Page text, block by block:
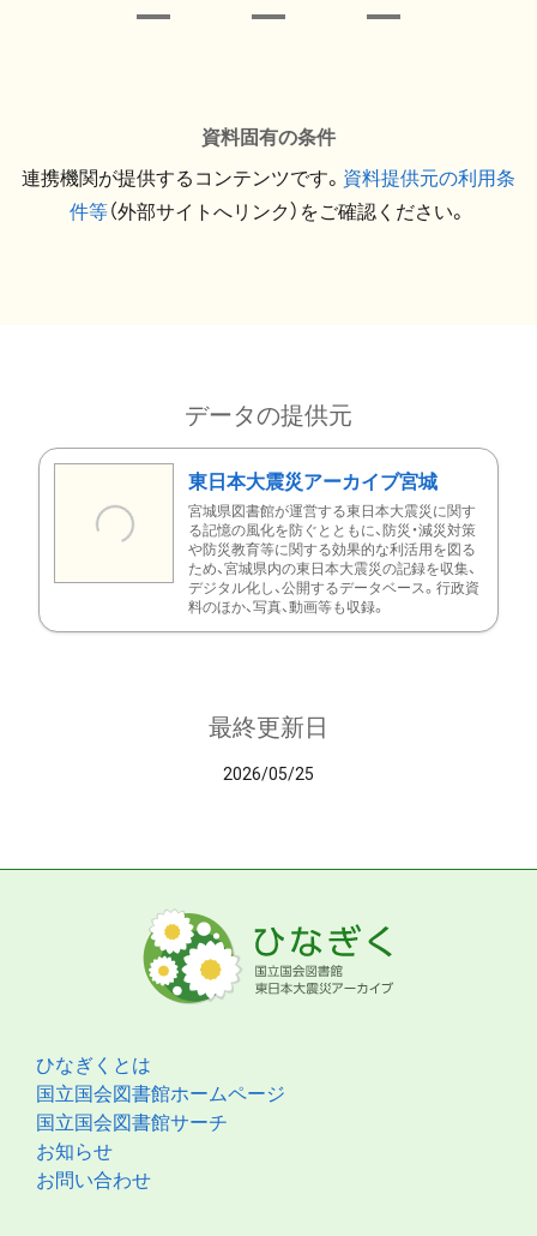
資料固有の条件
連携機関が提供するコンテンツです。 資料提供元の利用条
件等（外部サイトへリンク）をご確認ください。
データの提供元
東日本大震災アーカイブ宮城
宮城県図書館が運営する東日本大震災に関す
る記憶の風化を防ぐとともに、防災・減災対策
や防災教育等に関する効果的な利活用を図る
ため、宮城県内の東日本大震災の記録を収集、
デジタル化し、公開するデータベース。行政資
料のほか、写真、動画等も収録。
最終更新日
2026/05/25
ひなぎくとは
国立国会図書館ホームページ
国立国会図書館サーチ
お知らせ
お問い合わせ